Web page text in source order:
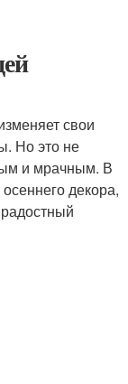
свои
Но это не
и мрачным. В
декора,